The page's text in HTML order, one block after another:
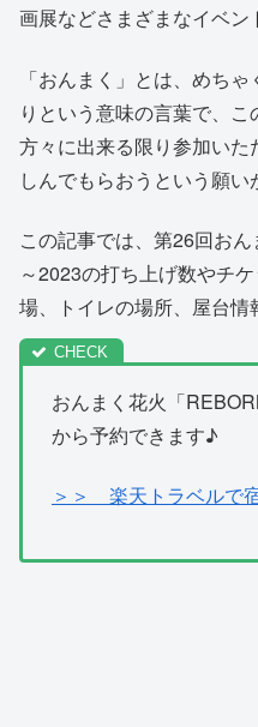
画展などさまざまなイベン
「おんまく」とは、めち
りという意味の言葉で、
方々に出来る限り参加い
しんでもらおうという願い
この記事では、第26回お
～2023の打ち上げ数やチ
場、トイレの場所、屋台情
おんまく花火「
から予約できます♪
＞＞ 楽天トラベルで